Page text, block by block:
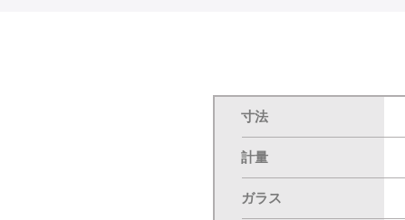
寸法
計量
ガラス